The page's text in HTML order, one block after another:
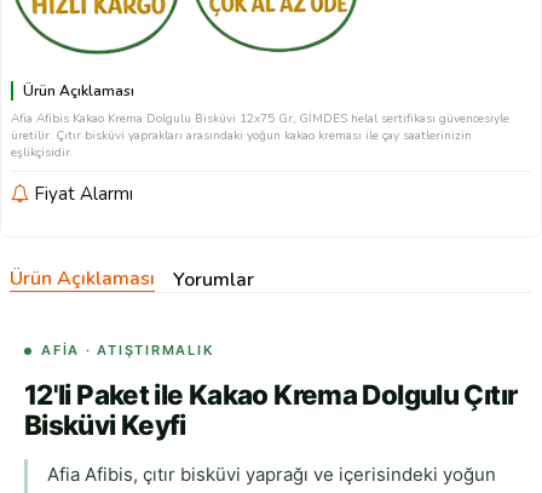
Ürün Açıklaması
Afia Afibis Kakao Krema Dolgulu Bisküvi 12x75 Gr, GİMDES helal sertifikası güvencesiyle
üretilir. Çıtır bisküvi yaprakları arasındaki yoğun kakao kreması ile çay saatlerinizin
eşlikçisidir.
Fiyat Alarmı
Ürün Açıklaması Yorumlar
AFIA · ATIŞTIRMALIK
12'li Paket ile Kakao Krema Dolgulu Çıtır
Bisküvi Keyfi
Afia Afibis, çıtır bisküvi yaprağı ve içerisindeki yoğun